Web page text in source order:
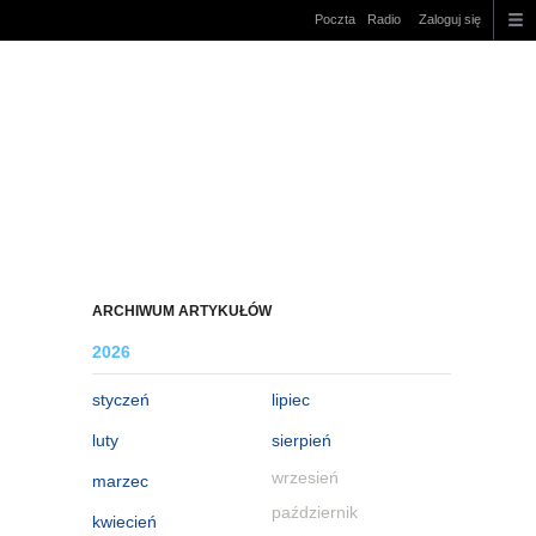
Poczta Radio Zaloguj się
ARCHIWUM ARTYKUŁÓW
2026
styczeń
luty
marzec
kwiecień
lipiec
sierpień
wrzesień
październik